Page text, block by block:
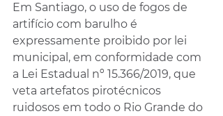
Em Santiago, o uso de fogos de
artifício com barulho é
expressamente proibido por lei
municipal, em conformidade com
a Lei Estadual nº 15.366/2019, que
veta artefatos pirotécnicos
ruidosos em todo o Rio Grande do